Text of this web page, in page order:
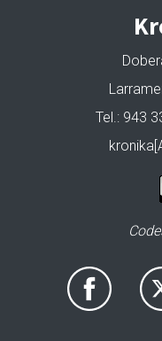
Tel.: 943